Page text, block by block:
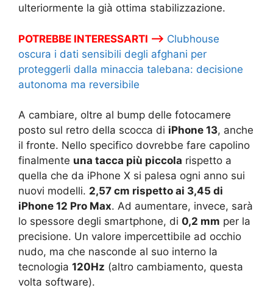
ulteriormente la già ottima stabilizzazione.
POTREBBE INTERESSARTI –> Clubhouse
oscura i dati sensibili degli afghani per
proteggerli dalla minaccia talebana: decisione
autonoma ma reversibile
A cambiare, oltre al bump delle fotocamere
posto sul retro della scocca di iPhone 13, anche
il fronte. Nello specifico dovrebbe fare capolino
finalmente una tacca più piccola rispetto a
quella che da iPhone X si palesa ogni anno sui
nuovi modelli. 2,57 cm rispetto ai 3,45 di
iPhone 12 Pro Max. Ad aumentare, invece, sarà
lo spessore degli smartphone, di 0,2 mm per la
precisione. Un valore impercettibile ad occhio
nudo, ma che nasconde al suo interno la
tecnologia 120Hz (altro cambiamento, questa
volta software).